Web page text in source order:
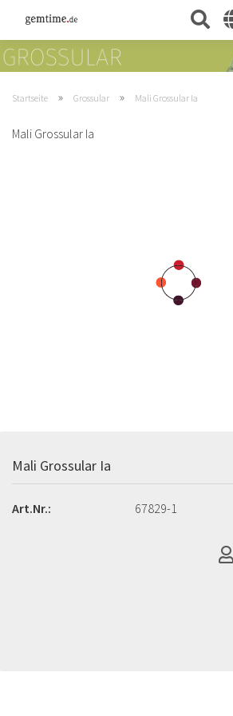
Startseite » Grossular » Mali Grossular Ia
Mali Grossular Ia
Mali Grossular Ia
Art.Nr.: 67829-1